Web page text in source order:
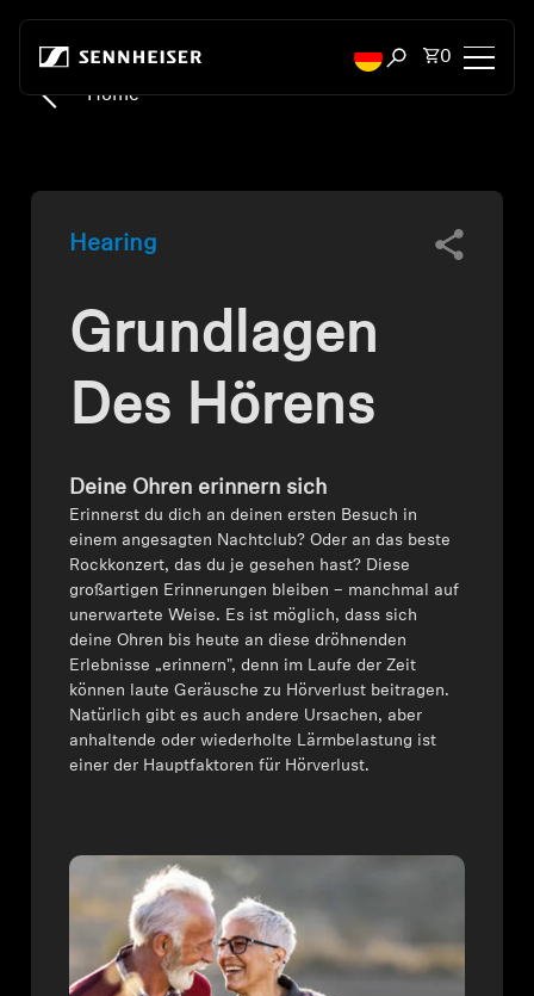
Suchfenster
Artikel im
0
Verwendungszweck
Serie
Empfohlene Kopfhörer
Kopfhörer-Ersatzteile & Zubehör
Hearing
Hearing
Ressourcen zum Thema Hören
Original-Hörteile & Zubehör
Home
Hearing
Grundlagen
Des Hörens
Deine Ohren erinnern sich
Erinnerst du dich an deinen ersten Besuch in
einem angesagten Nachtclub? Oder an das beste
Rockkonzert, das du je gesehen hast? Diese
großartigen Erinnerungen bleiben – manchmal auf
unerwartete Weise. Es ist möglich, dass sich
deine Ohren bis heute an diese dröhnenden
Erlebnisse „erinnern", denn im Laufe der Zeit
können laute Geräusche zu Hörverlust beitragen.
Natürlich gibt es auch andere Ursachen, aber
anhaltende oder wiederholte Lärmbelastung ist
einer der Hauptfaktoren für Hörverlust.